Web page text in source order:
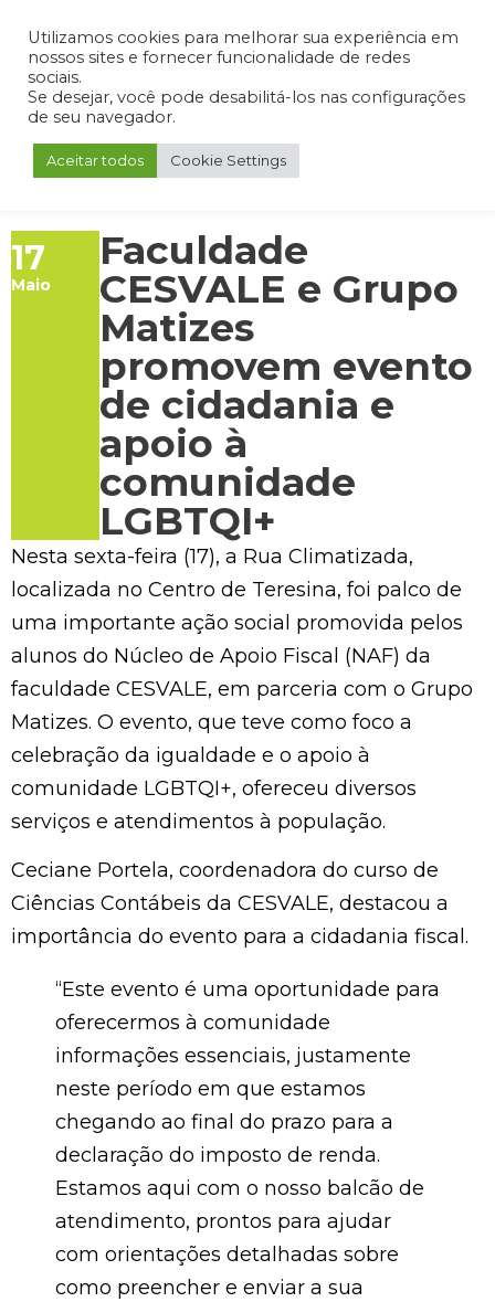
Admin Portal do Aluno Portal do Professor Portal do Coordenador
17
Maio
Faculdade
CESVALE e Grupo
Matizes
promovem evento
de cidadania e
apoio à
comunidade
LGBTQI+
Nesta sexta-feira (17), a Rua Climatizada,
localizada no Centro de Teresina, foi palco de
uma importante ação social promovida pelos
alunos do Núcleo de Apoio Fiscal (NAF) da
faculdade CESVALE, em parceria com o Grupo
Matizes. O evento, que teve como foco a
celebração da igualdade e o apoio à
comunidade LGBTQI+, ofereceu diversos
serviços e atendimentos à população.
Ceciane Portela, coordenadora do curso de
Ciências Contábeis da CESVALE, destacou a
importância do evento para a cidadania fiscal.
“Este evento é uma oportunidade para
oferecermos à comunidade
informações essenciais, justamente
neste período em que estamos
chegando ao final do prazo para a
declaração do imposto de renda.
Estamos aqui com o nosso balcão de
atendimento, prontos para ajudar
com orientações detalhadas sobre
como preencher e enviar a sua
Utilizamos cookies para melhorar sua experiência em
nossos sites e fornecer funcionalidade de redes
sociais.
Se desejar, você pode desabilitá-los nas configurações
de seu navegador.
Aceitar todos Cookie Settings